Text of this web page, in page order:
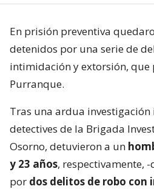
En prisión preventiva
detenidos por una serie de
intimidación y extorsión, que
Purranque.
Tras una ardua
detectives de la Brigada
Osorno, detuvieron a un
y 23 años, respectivamente,
por dos delitos de robo con